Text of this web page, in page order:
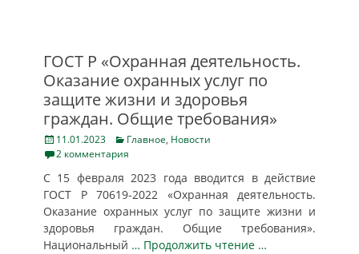
ГОСТ Р «Охранная деятельность.
Оказание охранных услуг по
защите жизни и здоровья
граждан. Общие требования»
Posted
on
11.01.2023 Categories
Главное, Новости
2 комментария
С 15 февраля 2023 года вводится в действие
ГОСТ Р 70619-2022 «Охранная деятельность.
Оказание охранных услуг по защите жизни и
здоровья граждан. Общие требования».
Национальный … Продолжить чтение …